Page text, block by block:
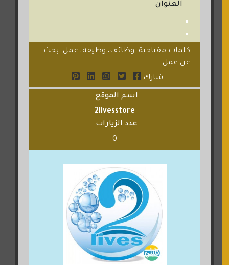
العنوان
كلمات مفتاحية: وظائف، وظيفة، عمل. بحث
عن عمل...
شارك
اسم الموقع
2livesstore
عدد الزيارات
0